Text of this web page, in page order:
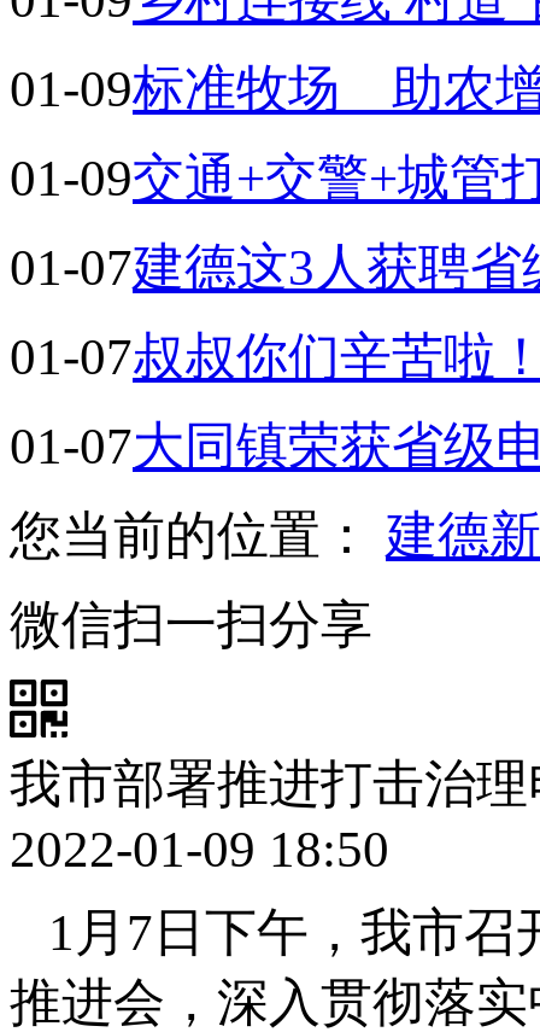
01-09标准牧场 助农
01-09交通+交警+城管
01-07建德这3人获聘
01-07叔叔你们辛苦啦
01-07大同镇荣获省级
您当前的位置： 建德
微信扫一扫分享
我市部署推进打击治
2022-01-09 18:50
1月7日下午，我市
推进会，深入贯彻落